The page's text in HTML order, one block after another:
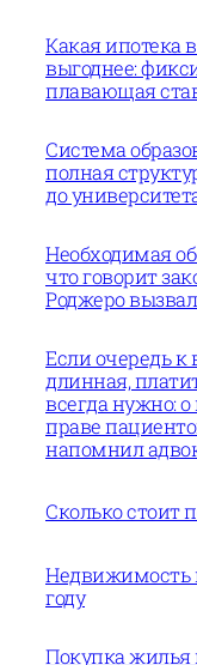
Какая ипотека
выгоднее:
плавающая
Система
полная
до
Необходимая
что говорит
Роджеро
Если очередь
длинная,
всегда нужно:
праве
напомнил
Сколько стоит
Недвижимость
году
Покупка жилья